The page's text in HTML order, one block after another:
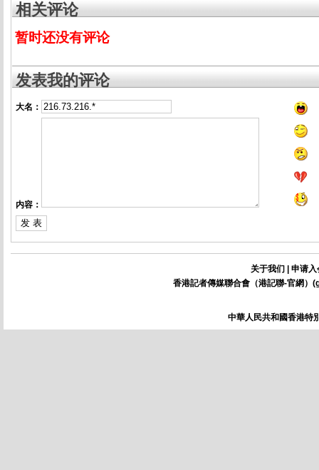
相关评论
暂时还没有评论
发表我的评论
大名：
内容：
关于我们
申请入
香港記者傳媒聯合會（港記聯-官網）(
中華人民共和國香港特